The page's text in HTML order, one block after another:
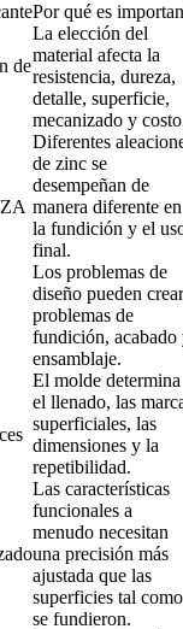
Por qué es
de
La elección del
material afecta la
resistencia, dureza,
detalle, superficie,
mecanizado y
Diferentes
de zinc se
desempeñan de
manera diferente en
la fundición y el
final.
Los problemas de
diseño pueden crear
problemas de
fundición, acabado
ensamblaje.
El molde determina
el llenado, las
superficiales, las
dimensiones y la
repetibilidad.
Las características
funcionales a
menudo necesitan
una precisión más
ajustada que las
superficies tal como
se fundieron.